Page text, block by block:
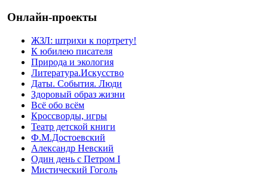
Онлайн-проекты
ЖЗЛ: штрихи к портрету!
К юбилею писателя
Природа и экология
Литература.Искусство
Даты. События. Люди
Здоровый образ жизни
Всё обо всём
Кроссворды, игры
Театр детской книги
Ф.М.Достоевский
Александр Невский
Один день с Петром I
Мистический Гоголь